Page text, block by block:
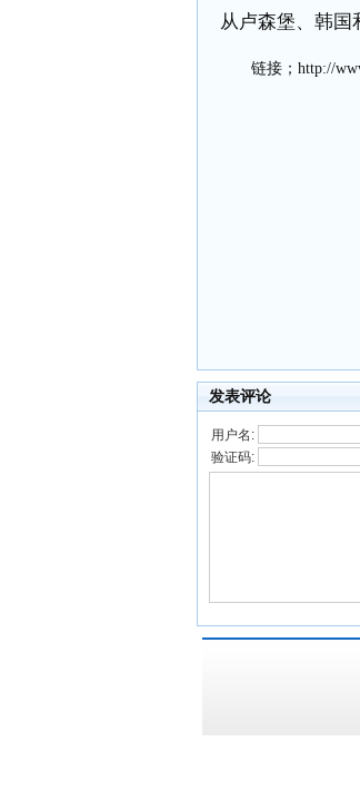
从卢森堡、韩国
链接； http://
发表评论
用户名:
验证码: